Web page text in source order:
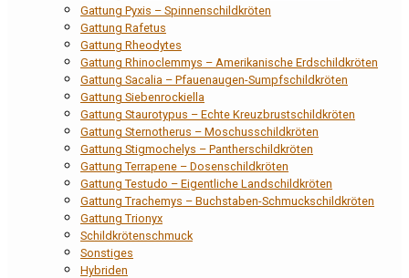
Gattung Pyxis – Spinnenschildkröten
Gattung Rafetus
Gattung Rheodytes
Gattung Rhinoclemmys – Amerikanische Erdschildkröten
Gattung Sacalia – Pfauenaugen-Sumpfschildkröten
Gattung Siebenrockiella
Gattung Staurotypus – Echte Kreuzbrustschildkröten
Gattung Sternotherus – Moschusschildkröten
Gattung Stigmochelys – Pantherschildkröten
Gattung Terrapene – Dosenschildkröten
Gattung Testudo – Eigentliche Landschildkröten
Gattung Trachemys – Buchstaben-Schmuckschildkröten
Gattung Trionyx
Schildkrötenschmuck
Sonstiges
Hybriden